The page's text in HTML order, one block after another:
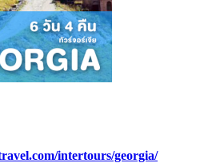
intertours/georgia/